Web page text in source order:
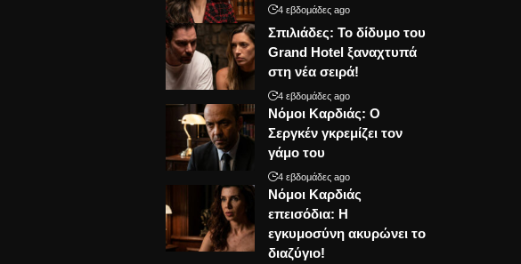
4 εβδομάδες ago
Σπιλιάδες: Το δίδυμο του
Grand Hotel ξαναχτυπά
στη νέα σειρά!
4 εβδομάδες ago
Νόμοι Καρδιάς: Ο
Σεργκέν γκρεμίζει τον
γάμο του
4 εβδομάδες ago
Νόμοι Καρδιάς
επεισόδια: Η
εγκυμοσύνη ακυρώνει το
διαζύγιο!